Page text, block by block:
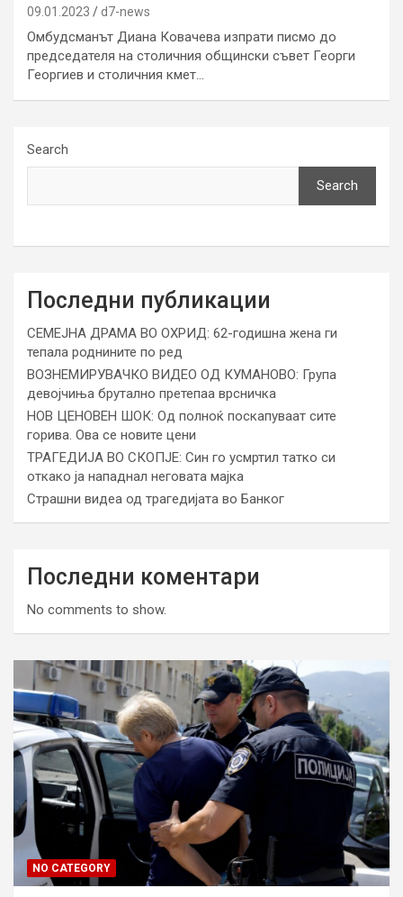
09.01.2023 d7-news
Омбудсманът Диана Ковачева изпрати писмо до
председателя на столичния общински съвет Георги
Георгиев и столичния кмет…
Search
Search
Последни публикации
СЕМЕЈНА ДРАМА ВО ОХРИД: 62-годишна жена ги
тепала роднините по ред
ВОЗНЕМИРУВАЧКО ВИДЕО ОД КУМАНОВО: Група
девојчиња брутално претепаа врсничка
НОВ ЦЕНОВЕН ШОК: Од полноќ поскапуваат сите
горива. Ова се новите цени
ТРАГЕДИЈА ВО СКОПЈЕ: Син го усмртил татко си
откако ја нападнал неговата мајка
Страшни видеа од трагедијата во Банког
Последни коментари
No comments to show.
NO CATEGORY